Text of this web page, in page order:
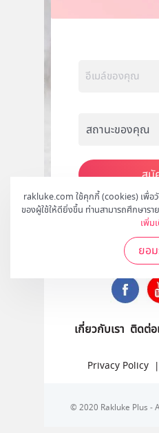
rakluke.com ใช้คุกกี้ (cookies) เพื่อ
ของผู้ใช้ให้ดียิ่งขึ้น ท่านสามารถศึกษารา
เพิ่ม
ยอ
สมั
ติดตาม
เกี่ยวกับเรา ติดต่อ
Privacy Policy |
© 2020 Rakluke Plus -